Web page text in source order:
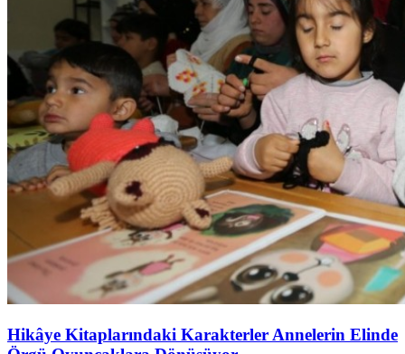
Hikâye Kitaplarındaki Karakterler Annelerin Elinde